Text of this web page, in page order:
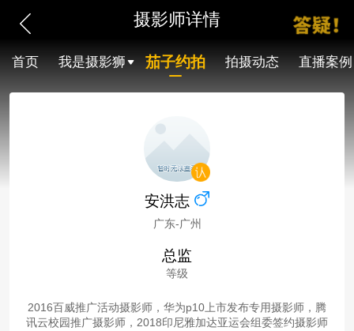
摄影师详情
首页 我是摄影狮 茄子约拍 拍摄动态 直播案例
安洪志
广东-广州
总监
等级
2016百威推广活动摄影师，华为p10上市发布专用摄影师，腾
讯云校园推广摄影师，2018印尼雅加达亚运会组委签约摄影师